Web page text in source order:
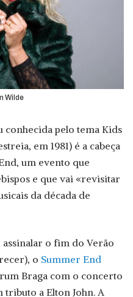
Wilde
pelo tema Kids
em 1981) é a cabeça
um evento que
e que vai «revisitar
da década de
o fim do Verão
o Summer End
Braga com o concerto
tributo a Elton John. A